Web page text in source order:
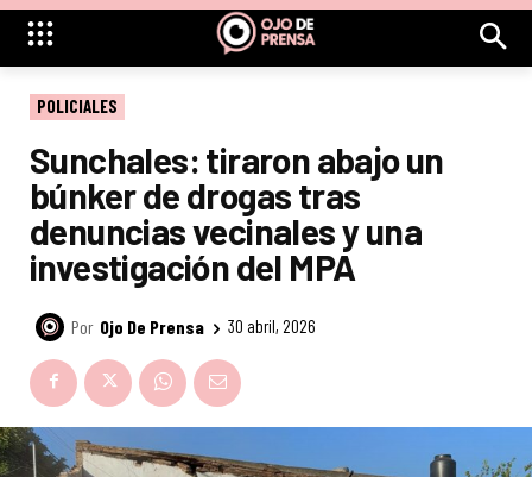
POLICIALES
Sunchales: tiraron abajo un
búnker de drogas tras
denuncias vecinales y una
investigación del MPA
Por Ojo De Prensa 30 abril, 2026